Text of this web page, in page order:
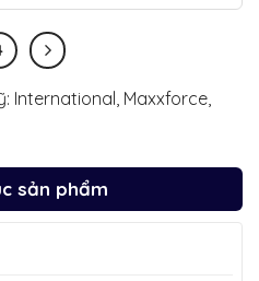
sản phẩm
International, Maxxforce,